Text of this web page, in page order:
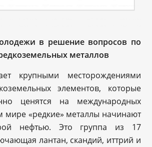
в решение вопросов по
металлов
крупными месторождениями
элементов, которые
ценятся на международных
мире «редкие» металлы начинают
нефтью. Это группа из 17
лантан, скандий, иттрий и